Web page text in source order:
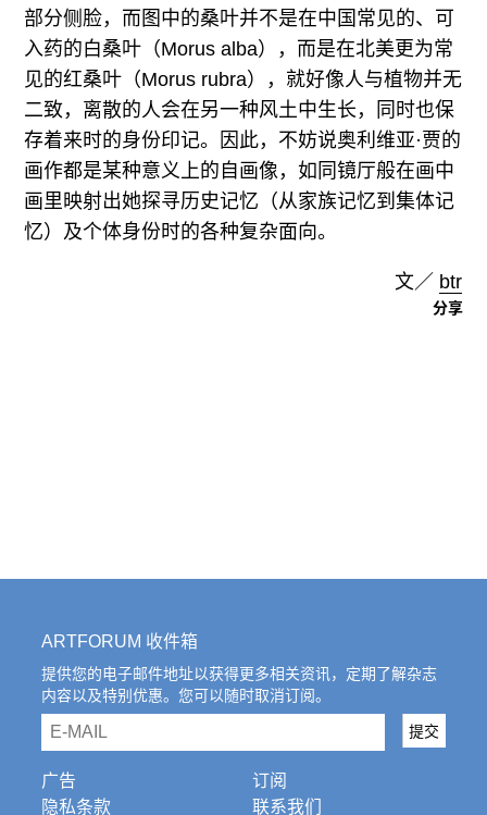
部分侧脸，而图中的桑叶并不是在中国常见的、可
入药的白桑叶（Morus alba），而是在北美更为常
见的红桑叶（Morus rubra），就好像人与植物并无
二致，离散的人会在另一种风土中生长，同时也保
存着来时的身份印记。因此，不妨说奥利维亚·贾的
画作都是某种意义上的自画像，如同镜厅般在画中
画里映射出她探寻历史记忆（从家族记忆到集体记
忆）及个体身份时的各种复杂面向。
文／ btr
分享
ARTFORUM 收件箱
提供您的电子邮件地址以获得更多相关资讯，定期了解杂志
内容以及特别优惠。您可以随时取消订阅。
email 提交
广告
隐私条款
订阅
联系我们